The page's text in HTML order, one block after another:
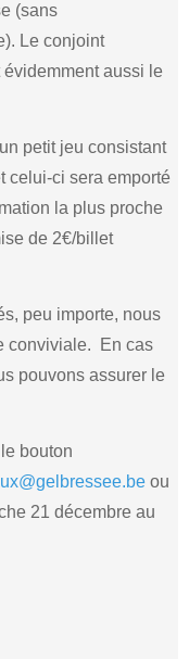
(sans
Le conjoint
aussi le
petit jeu consistant
celui-ci sera emporté
la plus proche
de 2€/billet
peu importe, nous
conviviale. En cas
pouvons assurer le
bouton
ou
21 décembre au